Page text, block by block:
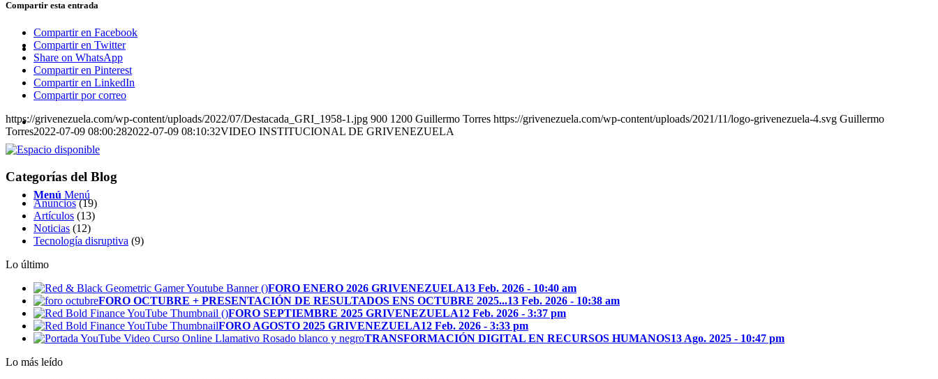
Menú Menú
Compartir esta entrada
Compartir en Facebook
Compartir en Twitter
Share on WhatsApp
Compartir en Pinterest
Compartir en LinkedIn
Compartir por correo
https://grivenezuela.com/wp-content/uploads/2022/07/Destacada_GRI_1958-1.jpg 900 1200 Guillermo Torres https://grivenezuela.com/wp-content/uploads/2021/11/logo-grivenezuela-4.svg Guillermo
Torres2022-07-09 08:00:282022-07-09 08:10:32VIDEO INSTITUCIONAL DE GRIVENEZUELA
Categorías del Blog
Anuncios(19)
Artículos (13)
Noticias (12)
Tecnología disruptiva (9)
Lo último
FORO ENERO 2026 GRIVENEZUELA13 Feb. 2026 - 10:40 am
FORO OCTUBRE + PRESENTACIÓN DE RESULTADOS ENS OCTUBRE 2025...13 Feb. 2026 - 10:38 am
FORO SEPTIEMBRE 2025 GRIVENEZUELA12 Feb. 2026 - 3:37 pm
FORO AGOSTO 2025 GRIVENEZUELA12 Feb. 2026 - 3:33 pm
TRANSFORMACIÓN DIGITAL EN RECURSOS HUMANOS13 Ago. 2025 - 10:47 pm
Lo más leído